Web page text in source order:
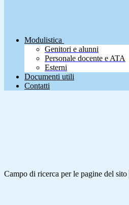
Modulistica
Genitori e alunni
Personale docente e ATA
Esterni
Documenti utili
Contatti
Campo di ricerca per le pagine del sito